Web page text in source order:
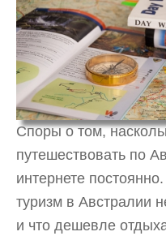
Споры о том,
путешествовать по
интернете
туризм в Австралии
и что дешевле